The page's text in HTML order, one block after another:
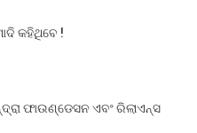
କହିଥିବେ !
ଫାଉଣ୍ଡେସନ ଏବଂ ରିଲାଏନ୍ସ